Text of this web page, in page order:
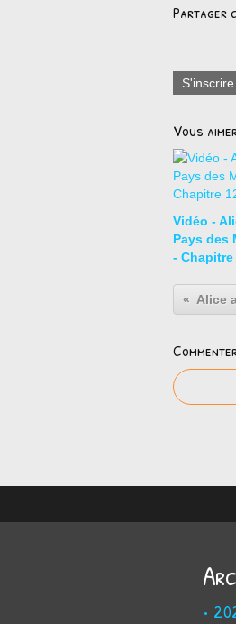
Partager
Vous
Vidéo -
Pays des
- Chapitre